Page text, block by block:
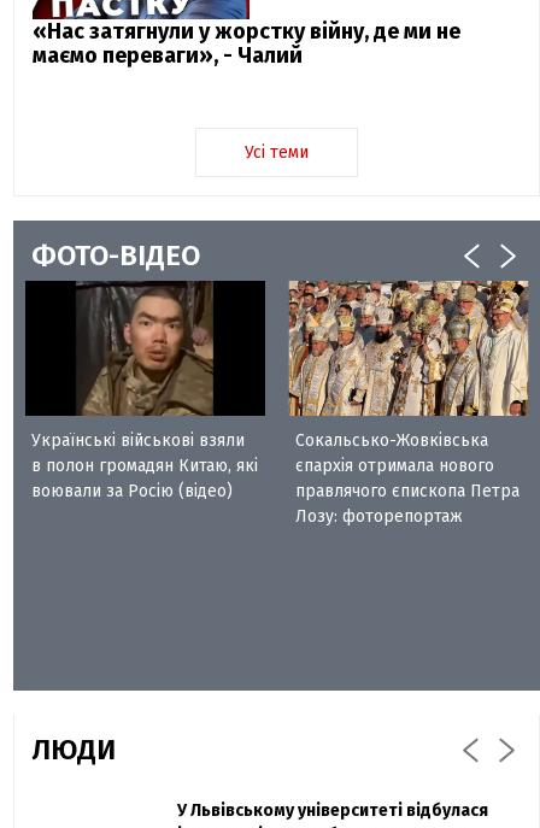
«Нас затягнули у жорстку війну, де ми не
маємо переваги», - Чалий
Усі теми
ФОТО-ВІДЕО
Українські військові взяли
в полон громадян Китаю, які
воювали за Росію (відео)
Сокальсько-Жовківська
єпархія отримала нового
правлячого єпископа Петра
Лозу: фоторепортаж
ЛЮДИ
Павло Дак
Захисник "Азовсталі" Діанов вдруге
У Львівському університеті відбулася